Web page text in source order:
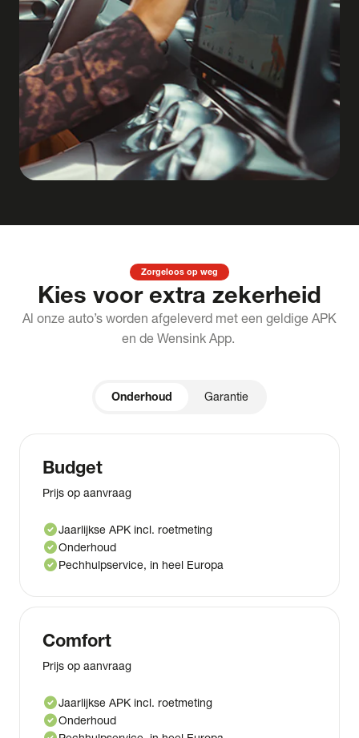
Zorgeloos op weg
Kies voor extra zekerheid
Al onze auto’s worden afgeleverd met een geldige APK
en de Wensink App.
Onderhoud Garantie
Budget
Prijs op aanvraag
check_circleJaarlijkse APK incl. roetmeting
check_circleOnderhoud
check_circlePechhulpservice, in heel Europa
Comfort
Prijs op aanvraag
check_circleJaarlijkse APK incl. roetmeting
check_circleOnderhoud